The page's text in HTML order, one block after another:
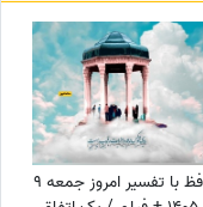
فال حافظ با تفسیر امروز جمعه 9